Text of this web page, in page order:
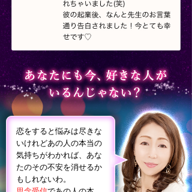
恋をすると悩みは尽きな
いけれどあの人の本当の
気持ちがわかれば、あな
たのその不安を消せるか
もしれないわ。